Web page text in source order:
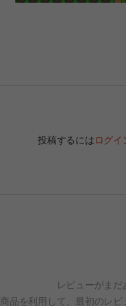
投稿するにはログイ
レビューがまだ
商品を利用して、最初のレビ